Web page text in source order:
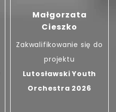
Małgorzata
Cieszko
Zakwalifikowanie się do
projektu
Lutosławski Youth
Orchestra 2026